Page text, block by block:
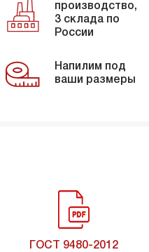
производство,
3 склада по
России
Напилим под
ваши размеры
ГОСТ 9480-2012